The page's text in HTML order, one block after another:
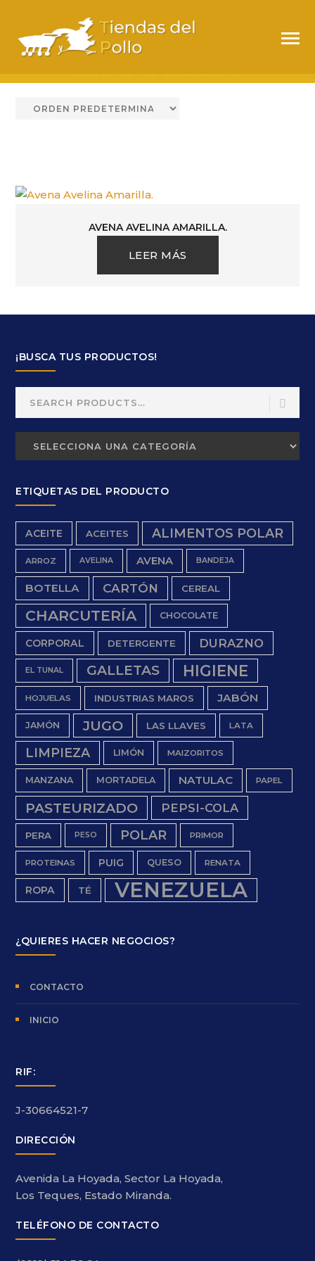
AVELINA
AMARILLA
AVENA AVELINA AMARILLA.
LEER MÁS
¡BUSCA TUS PRODUCTOS!
ETIQUETAS DEL PRODUCTO
ACEITE ACEITES ALIMENTOS POLAR
ARROZ AVELINA AVENA BANDEJA
BOTELLA CARTÓN CEREAL
CHARCUTERÍA CHOCOLATE
CORPORAL DETERGENTE DURAZNO
EL TUNAL GALLETAS HIGIENE
HOJUELAS INDUSTRIAS MAROS JABÓN
JAMÓN JUGO LAS LLAVES LATA
LIMPIEZA LIMÓN MAIZORITOS
MANZANA MORTADELA NATULAC PAPEL
PASTEURIZADO PEPSI-COLA
PERA PESO POLAR PRIMOR
PROTEINAS PUIG QUESO RENATA
ROPA TÉ VENEZUELA
¿QUIERES HACER NEGOCIOS?
CONTACTO
INICIO
RIF:
J-30664521-7
DIRECCIÓN
Avenida La Hoyada, Sector La Hoyada,
Los Teques, Estado Miranda.
TELÉFONO DE CONTACTO